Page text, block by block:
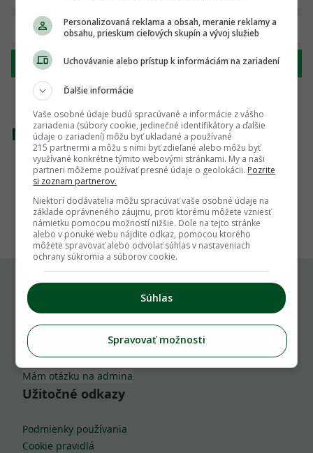
Hľadať
Nenašli sme žiadny produkt
1
Komu môžeš napísať
info@zahrada.sk
Nahlás chybu
Mám otázku na admina
Užitočné odkazy
Podmienky používania
Cookie pravidlá
Personalizovaná reklama a obsah, meranie reklamy a
obsahu, prieskum cieľových skupín a vývoj služieb
Uchovávanie alebo prístup k informáciám na zariadení
Ďalšie informácie
Vaše osobné údaje budú spracúvané a informácie z vášho
zariadenia (súbory cookie, jedinečné identifikátory a ďalšie
údaje o zariadení) môžu byť ukladané a používané
215 partnermi a môžu s nimi byť zdieľané alebo môžu byť
využívané konkrétne týmito webovými stránkami. My a naši
partneri môžeme používať presné údaje o geolokácii. Pozrite
si zoznam partnerov.
Niektorí dodávatelia môžu spracúvať vaše osobné údaje na
základe oprávneného záujmu, proti ktorému môžete vzniesť
námietku pomocou možností nižšie. Dole na tejto stránke
alebo v ponuke webu nájdite odkaz, pomocou ktorého
môžete spravovať alebo odvolať súhlas v nastaveniach
ochrany súkromia a súborov cookie.
Súhlas
Spravovať možnosti